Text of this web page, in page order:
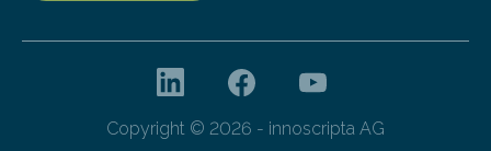
Copyright © 2026 - innoscripta AG